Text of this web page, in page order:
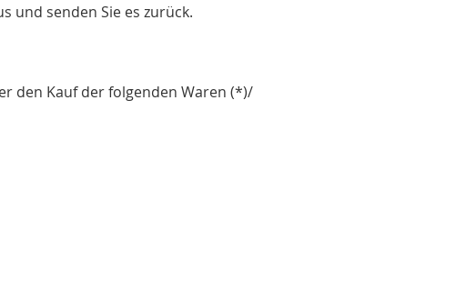
und senden Sie es zurück.
den Kauf der folgenden Waren (*)/